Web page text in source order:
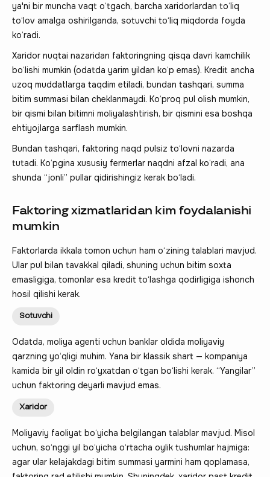
ya'ni bir muncha vaqt o‘tgach, barcha xaridorlardan to‘liq
to‘lov amalga oshirilganda, sotuvchi to‘liq miqdorda foyda
ko‘radi.
Xaridor nuqtai nazaridan faktoringning qisqa davri kamchilik
bo‘lishi mumkin (odatda yarim yildan ko‘p emas). Kredit ancha
uzoq muddatlarga taqdim etiladi, bundan tashqari, summa
bitim summasi bilan cheklanmaydi. Ko‘proq pul olish mumkin,
bir qismi bilan bitimni moliyalashtirish, bir qismini esa boshqa
ehtiyojlarga sarflash mumkin.
Bundan tashqari, faktoring naqd pulsiz to‘lovni nazarda
tutadi. Ko‘pgina xususiy fermerlar naqdni afzal ko‘radi, ana
shunda “jonli” pullar qidirishingiz kerak bo‘ladi.
Faktoring xizmatlaridan kim foydalanishi
mumkin
Faktorlarda ikkala tomon uchun ham o‘zining talablari mavjud.
Ular pul bilan tavakkal qiladi, shuning uchun bitim soxta
emasligiga, tomonlar esa kredit to‘lashga qodirligiga ishonch
hosil qilishi kerak.
Sotuvchi
Odatda, moliya agenti uchun banklar oldida moliyaviy
qarzning yo‘qligi muhim. Yana bir klassik shart — kompaniya
kamida bir yil oldin ro‘yxatdan o‘tgan bo‘lishi kerak. “Yangilar”
uchun faktoring deyarli mavjud emas.
Xaridor
Moliyaviy faoliyat bo‘yicha belgilangan talablar mavjud. Misol
uchun, so‘nggi yil bo‘yicha o‘rtacha oylik tushumlar hajmiga:
agar ular kelajakdagi bitim summasi yarmini ham qoplamasa,